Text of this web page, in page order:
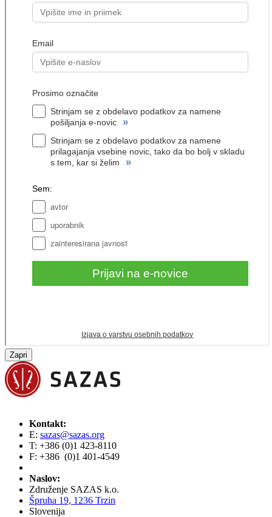
Zapri
Kontakt:
E: sazas@sazas.org
T: +386 (0)1 423-8110
F: +386 (0)1 401-4549
Naslov:
Združenje SAZAS k.o.
Špruha 19, 1236 Trzin
Slovenija